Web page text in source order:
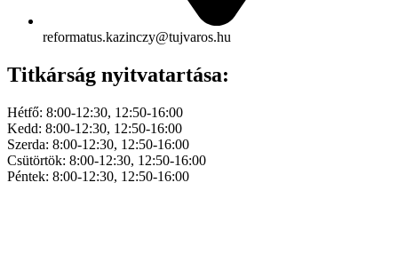
reformatus.kazinczy@tujvaros.hu
Titkárság nyitvatartása:
Hétfő: 8:00-12:30, 12:50-16:00
Kedd: 8:00-12:30, 12:50-16:00
Szerda: 8:00-12:30, 12:50-16:00
Csütörtök: 8:00-12:30, 12:50-16:00
Péntek: 8:00-12:30, 12:50-16:00